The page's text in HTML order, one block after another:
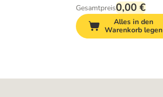
Gesamtpreis0,00 €
Alles in den
Warenkorb legen